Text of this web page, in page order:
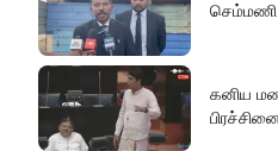
செம்மணி
கனிய